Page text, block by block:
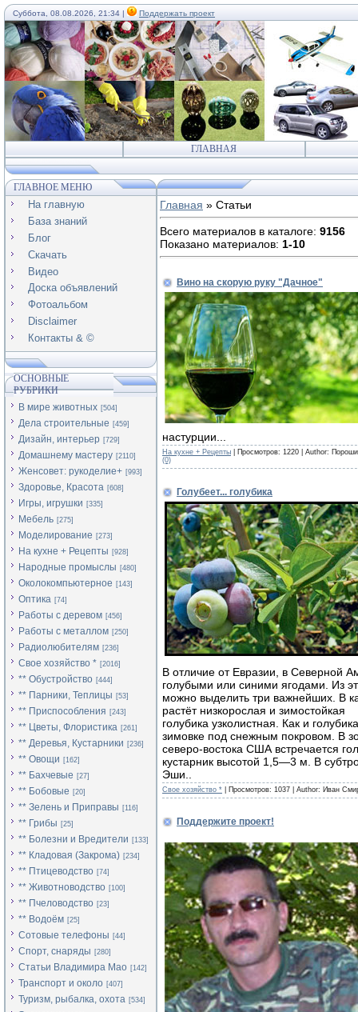
Суббота, 08.08.2026, 21:34 | Поддержать проект
ГЛАВНАЯ
ГЛАВНОЕ МЕНЮ
На главную
База знаний
Блог
Скачать
Видео
Доска объявлений
Фотоальбом
Disclaimer
Контакты & ©
ОСНОВНЫЕ
РУБРИКИ
В мире животных [504]
Дела строительные [459]
Дизайн, интерьер [729]
Домашнему мастеру [2110]
Женсовет: рукоделие+ [993]
Здоровье, Красота [608]
Игры, игрушки [335]
Мебель [275]
Моделирование [273]
На кухне + Рецепты [928]
Народные промыслы [480]
Околокомпьютерное [143]
Оптика [74]
Работы с деревом [456]
Работы с металлом [250]
Радиолюбителям [236]
Свое хозяйство * [2016]
** Обустройство [444]
** Парники, Теплицы [53]
** Приспособления [243]
** Цветы, Флористика [261]
** Деревья, Кустарники [236]
** Овощи [162]
** Бахчевые [27]
** Бобовые [20]
** Зелень и Приправы [116]
** Грибы [25]
** Болезни и Вредители [133]
** Кладовая (Закрома) [234]
** Птицеводство [74]
** Животноводство [100]
** Пчеловодство [23]
** Водоём [25]
Сотовые телефоны [44]
Спорт, снаряды [280]
Статьи Владимира Мао [142]
Транспорт и около [407]
Туризм, рыбалка, охота [534]
Главная » Статьи
Всего материалов в каталоге: 9156
Показано материалов: 1-10
Вино на скорую руку "Дачное"
настурции...
На кухне + Рецепты | Просмотров: 1220 | Author:
(0)
Голубеет... голубика
В отличие от Евразии, в Северной
голубыми или синими ягодами. Из
можно выделить три важнейших. В
растёт низкорослая и зимостойкая
голубика узколистная. Как и
зимовке под снежным покровом. В
северо-востока США встречается
кустарник высотой 1,5—3 м. В
Эши..
Свое хозяйство * | Просмотров: 1037 | Author: Иван
Поддержите проект!